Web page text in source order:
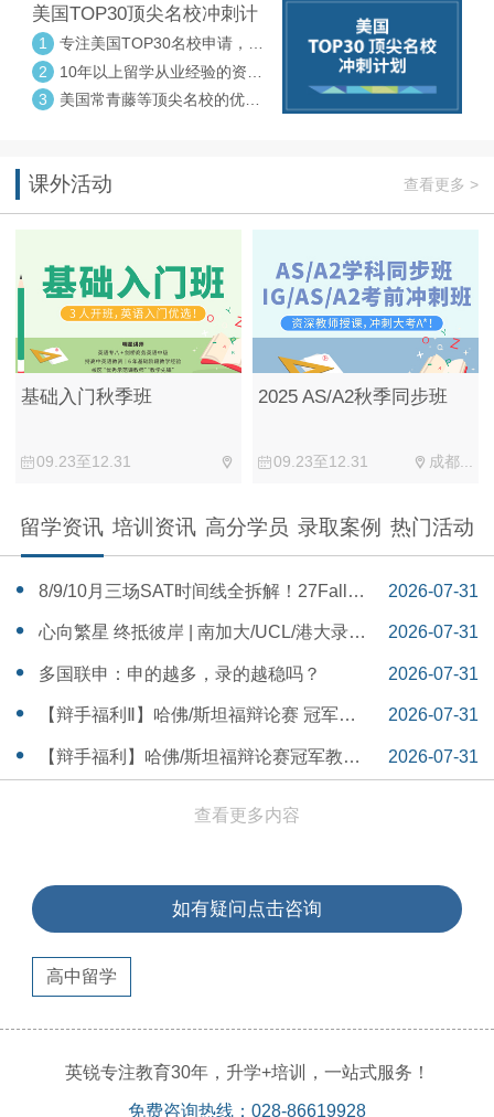
美国TOP30顶尖名校冲刺计
划
1
专注美国TOP30名校申请，高
度个性化指导
2
10年以上留学从业经验的资深
中方顾问
3
美国常青藤等顶尖名校的优秀
课外活动 查看更多 >
基础入门秋季班
09.23至12.31
2025 AS/A2秋季同步班
09.23至12.31 成都...
留学资讯 培训资讯 高分学员 录取案例 热门活动
‌8/9/10月三场SAT时间线全拆解！27Fall美
本早申时间线盘点～
2026-07-31
16:30:04
心向繁星 终抵彼岸 | 南加大/UCL/港大录取
分享
2026-07-31
16:12:18
多国联申：申的越多，录的越稳吗？
2026-07-31
15:55:54
【辩手福利Ⅱ】哈佛/斯坦福辩论赛 冠军教
练带你解读WSDA全国赛Junior即兴辩论第
2026-07-31
15:41:53
【辩手福利】哈佛/斯坦福辩论赛冠军教练
2026-07-31
查看更多内容
如有疑问点击咨询
高中留学
英锐专注教育30年，升学+培训，一站式服务！
免费咨询热线：028-86619928